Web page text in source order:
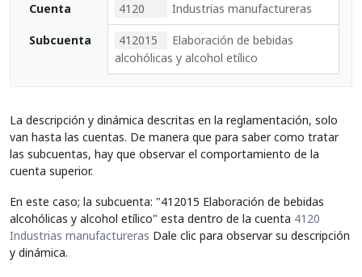
Cuenta 4120 Industrias manufactureras
Subcuenta 412015
Elaboración de bebidas
alcohólicas y alcohol etílico
La descripción y dinámica descritas en la reglamentación, solo
van hasta las cuentas. De manera que para saber como tratar
las subcuentas, hay que observar el comportamiento de la
cuenta superior.
En este caso; la subcuenta: "412015 Elaboración de bebidas
alcohólicas y alcohol etílico" esta dentro de la cuenta 4120
Industrias manufactureras Dale clic para observar su descripción
y dinámica.